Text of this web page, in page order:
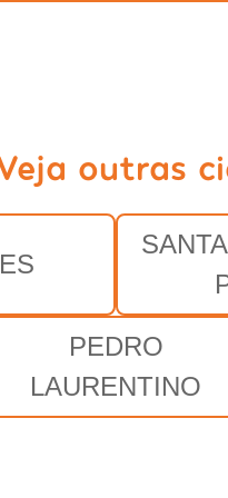
outras
PEDRO
LAURENTINO